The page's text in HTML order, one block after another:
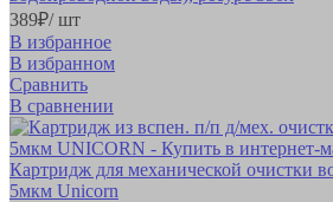
389₽/ шт
В избранное
В избранном
Сравнить
В сравнении
Картридж для механической очистки
5мкм Unicorn